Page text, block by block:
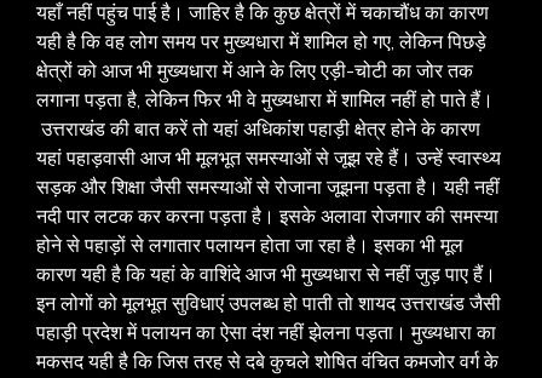
यहाँ नहीं पहुंच पाई है। जाहिर है कि कुछ क्षेत्रों में चकाचौंध का कारण
यही है कि वह लोग समय पर मुख्यधारा में शामिल हो गए, लेकिन पिछड़े
क्षेत्रों को आज भी मुख्यधारा में आने के लिए एड़ी-चोटी का जोर तक
लगाना पड़ता है, लेकिन फिर भी वे मुख्यधारा में शामिल नहीं हो पाते हैं।
उत्तराखंड की बात करें तो यहां अधिकांश पहाड़ी क्षेत्र होने के कारण
यहां पहाड़वासी आज भी मूलभूत समस्याओं से जूझ रहे हैं। उन्हें स्वास्थ्य
सड़क और शिक्षा जैसी समस्याओं से रोजाना जूझना पड़ता है। यही नहीं
नदी पार लटक कर करना पड़ता है। इसके अलावा रोजगार की समस्या
होने से पहाड़ों से लगातार पलायन होता जा रहा है। इसका भी मूल
कारण यही है कि यहां के वाशिंदे आज भी मुख्यधारा से नहीं जुड़ पाए हैं।
इन लोगों को मूलभूत सुविधाएं उपलब्ध हो पाती तो शायद उत्तराखंड जैसी
पहाड़ी प्रदेश में पलायन का ऐसा दंश नहीं झेलना पड़ता। मुख्यधारा का
मकसद यही है कि जिस तरह से दबे कुचले शोषित वंचित कमजोर वर्ग के